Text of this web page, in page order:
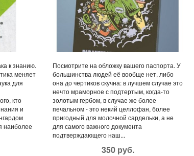
к знанию.
меняет
для
кто
и
наиболее
Посмотрите на обложку вашего паспорта. У
большинства людей её вообще нет, либо
она до чертиков скучна: в лучшем случае это
нечто мраморное с подтертым, когда-то
золотым гербом, в случае же более
печальном - это некий целлофан, более
пригодный для молочной сардельки, а не
для самого важного документа
подтверждающего наш...
350 руб.